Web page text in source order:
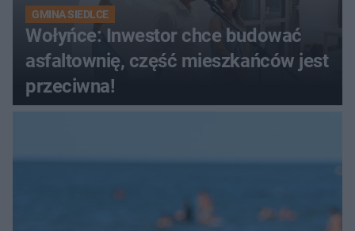
GMINA SIEDLCE
Wołyńce: Inwestor chce budować
asfaltownię, część mieszkańców jest
przeciwna!